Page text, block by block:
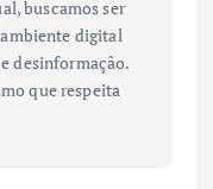
buscamos ser
digital
desinformação.
que respeita